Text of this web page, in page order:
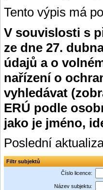
Tento výpis má
V souvislosti s
ze dne 27.
údajů a o
nařízení o
vyhledávat
ERÚ podle
jako je jméno,
Poslední
Filtr subjektů
Číslo licence:
Název subjektu: